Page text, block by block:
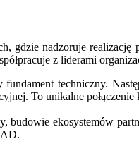
gdzie nadzoruje
z liderami
techniczny.
To unikalne
budowie ekosystemów